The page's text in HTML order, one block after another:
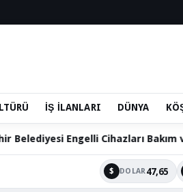
İŞ İLANLARI DÜNYA
Cihazları Bakım ve Onarım
$ DOLAR47,65